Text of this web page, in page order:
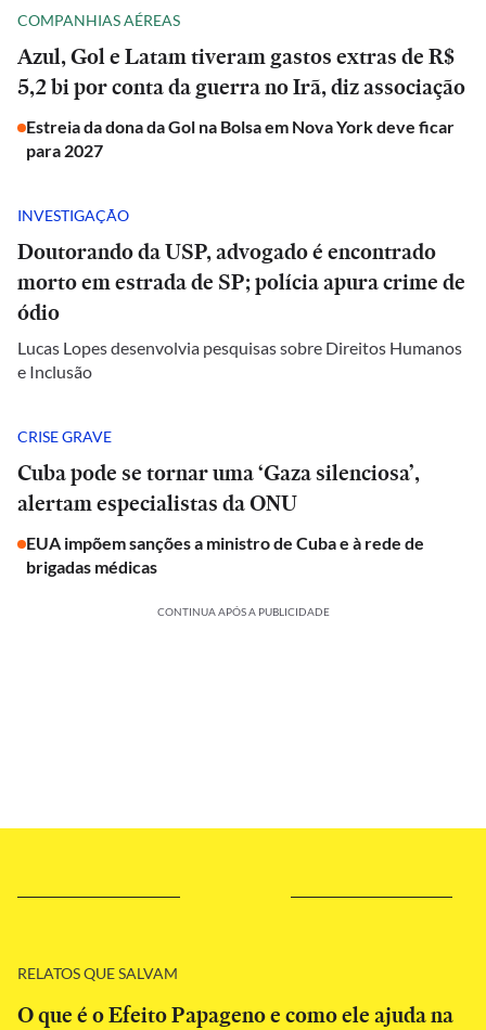
COMPANHIAS AÉREAS
Azul, Gol e Latam tiveram gastos extras de R$
5,2 bi por conta da guerra no Irã, diz associação
Estreia da dona da Gol na Bolsa em Nova York deve ficar
para 2027
INVESTIGAÇÃO
Doutorando da USP, advogado é encontrado
morto em estrada de SP; polícia apura crime de
ódio
Lucas Lopes desenvolvia pesquisas sobre Direitos Humanos
e Inclusão
CRISE GRAVE
Cuba pode se tornar uma ‘Gaza silenciosa’,
alertam especialistas da ONU
EUA impõem sanções a ministro de Cuba e à rede de
brigadas médicas
CONTINUA APÓS A PUBLICIDADE
RELATOS QUE SALVAM
O que é o Efeito Papageno e como ele ajuda na